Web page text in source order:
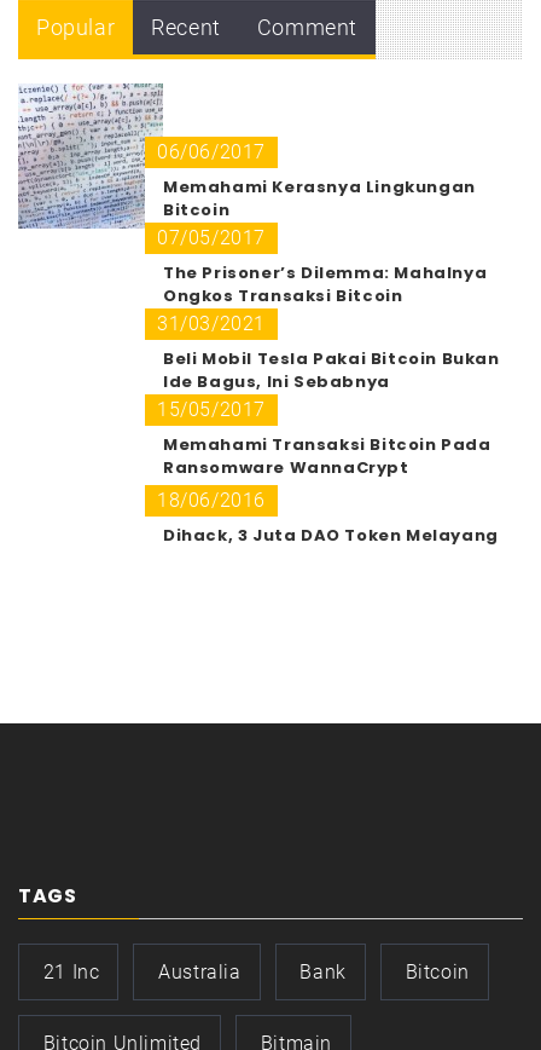
Popular Recent Comment
06/06/2017
Memahami Kerasnya Lingkungan
Bitcoin
07/05/2017
The Prisoner’s Dilemma: Mahalnya
Ongkos Transaksi Bitcoin
31/03/2021
Beli Mobil Tesla Pakai Bitcoin Bukan
Ide Bagus, Ini Sebabnya
15/05/2017
Memahami Transaksi Bitcoin Pada
Ransomware WannaCrypt
18/06/2016
Dihack, 3 Juta DAO Token Melayang
TAGS
21 Inc Australia Bank Bitcoin
Bitcoin Unlimited Bitmain